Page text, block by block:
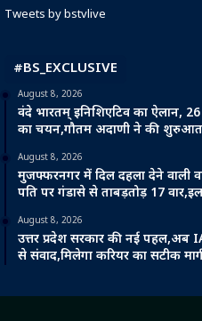
Tweets by bstvlive
#BS_EXCLUSIVE
August 8, 2026
वंदे भारतम् इनिशिएटिव का ऐलान,
का चयन,गौतम अदाणी ने की शुरुआत
August 8, 2026
मुजफ्फरनगर में दिल दहला देने वाली
पति पर गंडासे से ताबड़तोड़ 17
August 8, 2026
उत्तर प्रदेश सरकार की नई पहल,अब
से संवाद,मिलेगा करियर का सटीक